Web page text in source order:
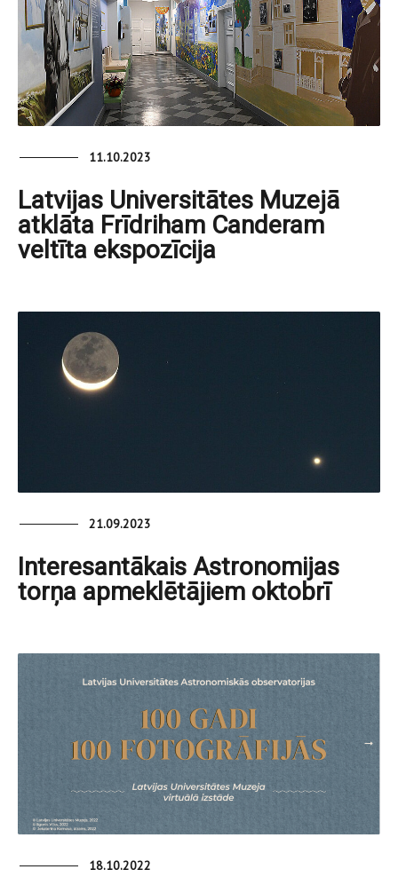
11.10.2023
Latvijas Universitātes Muzejā
atklāta Frīdriham Canderam
veltīta ekspozīcija
21.09.2023
Interesantākais Astronomijas
torņa apmeklētājiem oktobrī
18.10.2022